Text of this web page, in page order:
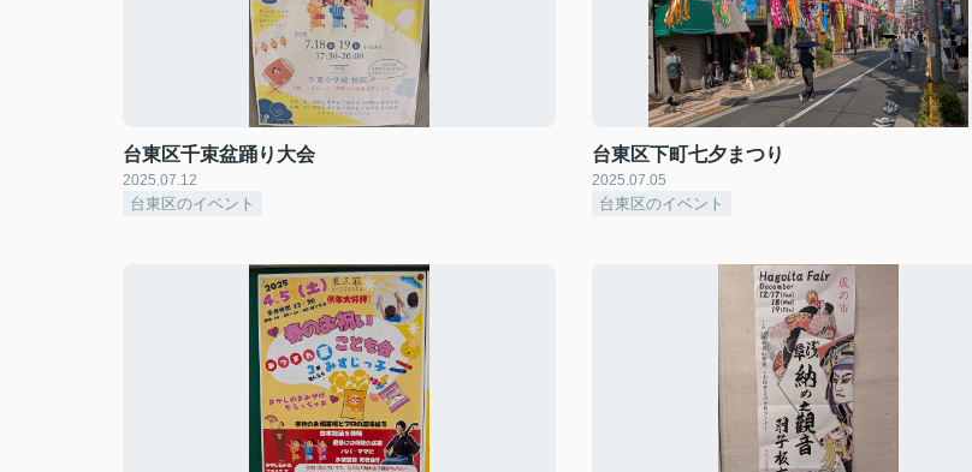
台東区千束盆踊り大会
2025.07.12
台東区のイベント
台東区下町七夕まつり
2025.07.05
台東区のイベント